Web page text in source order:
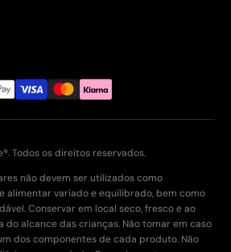
Todos os direitos reservados.
não devem ser utilizados como
alimentar variado e equilibrado, bem como
Conservar em local seco, fresco e ao
do alcance das crianças. Não tomar em caso
dos componentes de cada produto. Não